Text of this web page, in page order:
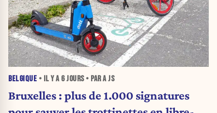
BELGIQUE • IL Y A 6 JOURS• PAR A JS
Bruxelles : plus de 1.000 signatures